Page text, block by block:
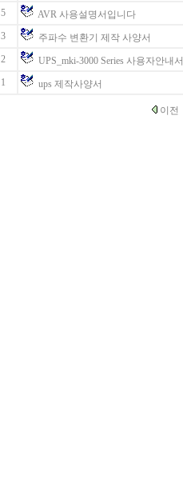
5 AVR 사용설명서입니다
3 주파수 변환기 제작 사양서
2 UPS_mki-3000 Series 사용자안내서
1 ups 제작사양서
이전